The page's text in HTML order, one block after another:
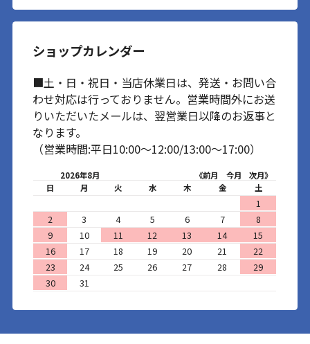
ショップカレンダー
■土・日・祝日・当店休業日は、発送・お問い合
わせ対応は行っておりません。営業時間外にお送
りいただいたメールは、翌営業日以降のお返事と
なります。
（営業時間:平日10:00～12:00/13:00～17:00）
2026年8月 《前月 今月
次月》
日
月 火 水 木 金 土
1
2
3 4 5 6 7
8
9
10 11 12 13 14
15
16
17 18 19 20 21
22
23
24 25 26 27 28
29
30
31